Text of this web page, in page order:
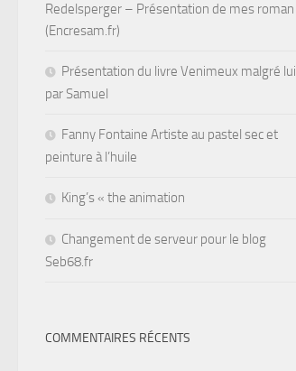
Redelsperger – Présentation de mes roman
(Encresam.fr)
Présentation du livre Venimeux malgré lui
par Samuel
Fanny Fontaine Artiste au pastel sec et
peinture à l’huile
King’s « the animation
Changement de serveur pour le blog
Seb68.fr
COMMENTAIRES RÉCENTS